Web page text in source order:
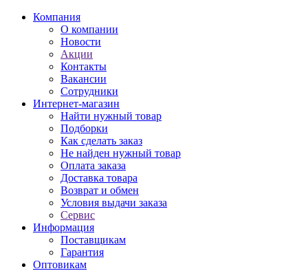
Компания
О компании
Новости
Акции
Контакты
Вакансии
Сотрудники
Интернет-магазин
Найти нужный товар
Подборки
Как сделать заказ
Не найден нужный товар
Оплата заказа
Доставка товара
Возврат и обмен
Условия выдачи заказа
Сервис
Информация
Поставщикам
Гарантия
Оптовикам